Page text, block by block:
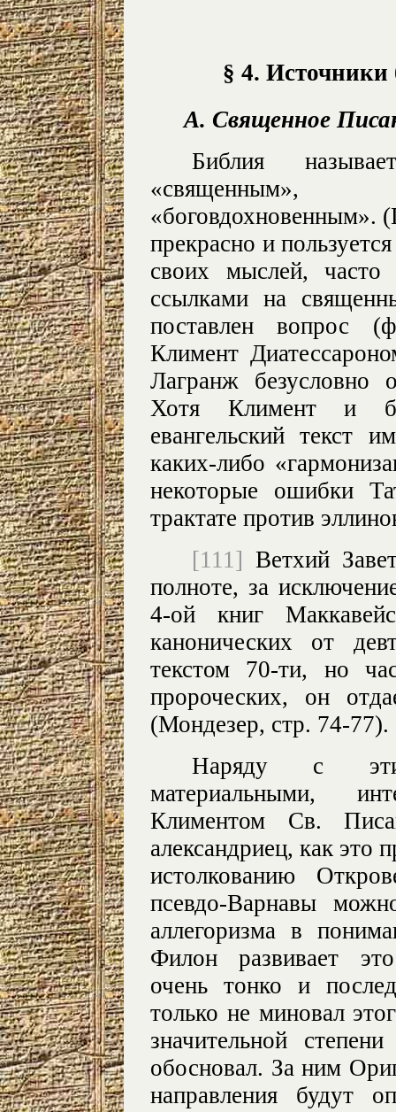
§ 4. Источники
А. Священное
Библия
«священным»,
«боговдохновенным».
прекрасно и
своих мыслей, часто
ссылками на
поставлен вопрос
Климент
Лагранж безусловно
Хотя Климент и
евангельский текст
каких-либо
некоторые ошибки
трактате против
[111] Ветхий
полноте, за
4-ой книг
канонических от
текстом 70-ти, но
пророческих, он
(Мондезер, стр. 74-77).
Наряду с
материальными,
Климентом Св.
александриец, как это
истолкованию
псевдо-Варнавы
аллегоризма в
Филон развивает
очень тонко и
только не миновал
значительной
обосновал. За ним
направления будут